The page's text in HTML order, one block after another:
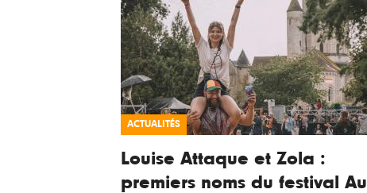
ACTUALITÉS
Louise Attaque et Zola :
premiers noms du festival Au